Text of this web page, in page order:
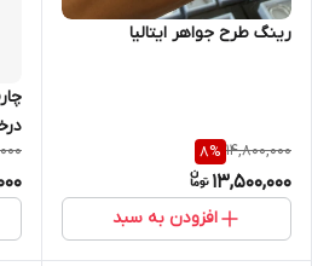
رینگ طرح جواهر ایتالیا
14,800,000
8%
13,500,000
افزودن به سبد